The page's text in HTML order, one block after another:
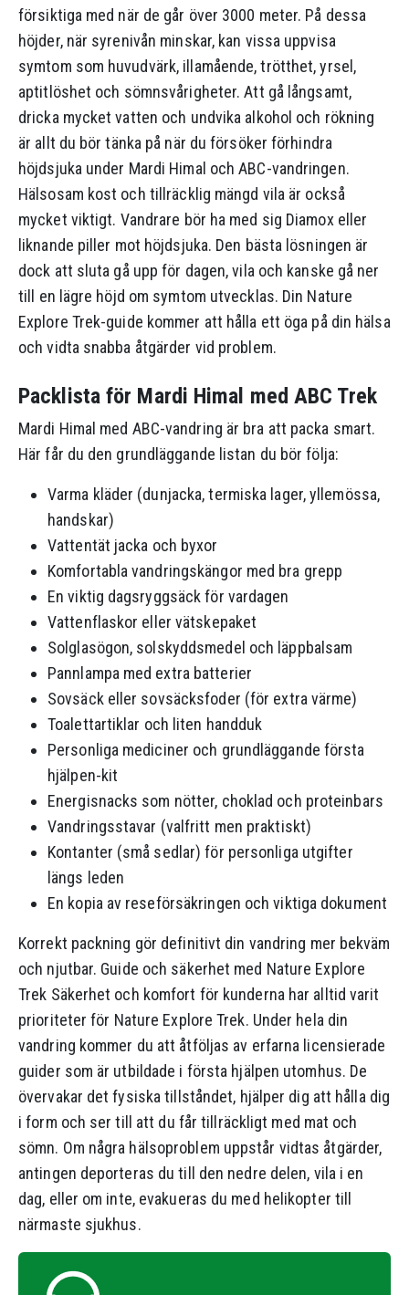
försiktiga med när de går över 3000 meter. På dessa
höjder, när syrenivån minskar, kan vissa uppvisa
symtom som huvudvärk, illamående, trötthet, yrsel,
aptitlöshet och sömnsvårigheter. Att gå långsamt,
dricka mycket vatten och undvika alkohol och rökning
är allt du bör tänka på när du försöker förhindra
höjdsjuka under Mardi Himal och ABC-vandringen.
Hälsosam kost och tillräcklig mängd vila är också
mycket viktigt. Vandrare bör ha med sig Diamox eller
liknande piller mot höjdsjuka. Den bästa lösningen är
dock att sluta gå upp för dagen, vila och kanske gå ner
till en lägre höjd om symtom utvecklas. Din Nature
Explore Trek-guide kommer att hålla ett öga på din hälsa
och vidta snabba åtgärder vid problem.
Packlista för Mardi Himal med ABC Trek
Mardi Himal med ABC-vandring är bra att packa smart.
Här får du den grundläggande listan du bör följa:
Varma kläder (dunjacka, termiska lager, yllemössa,
handskar)
Vattentät jacka och byxor
Komfortabla vandringskängor med bra grepp
En viktig dagsryggsäck för vardagen
Vattenflaskor eller vätskepaket
Solglasögon, solskyddsmedel och läppbalsam
Pannlampa med extra batterier
Sovsäck eller sovsäcksfoder (för extra värme)
Toalettartiklar och liten handduk
Personliga mediciner och grundläggande första
hjälpen-kit
Energisnacks som nötter, choklad och proteinbars
Vandringsstavar (valfritt men praktiskt)
Kontanter (små sedlar) för personliga utgifter
längs leden
En kopia av reseförsäkringen och viktiga dokument
Korrekt packning gör definitivt din vandring mer bekväm
och njutbar. Guide och säkerhet med Nature Explore
Trek Säkerhet och komfort för kunderna har alltid varit
prioriteter för Nature Explore Trek. Under hela din
vandring kommer du att åtföljas av erfarna licensierade
guider som är utbildade i första hjälpen utomhus. De
övervakar det fysiska tillståndet, hjälper dig att hålla dig
i form och ser till att du får tillräckligt med mat och
sömn. Om några hälsoproblem uppstår vidtas åtgärder,
antingen deporteras du till den nedre delen, vila i en
dag, eller om inte, evakueras du med helikopter till
närmaste sjukhus.